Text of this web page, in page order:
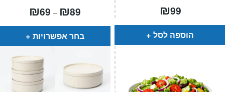
₪69 – ₪89
⁦₪69⁩
עד
בחר אפשרויות
₪99
הוספה לסל